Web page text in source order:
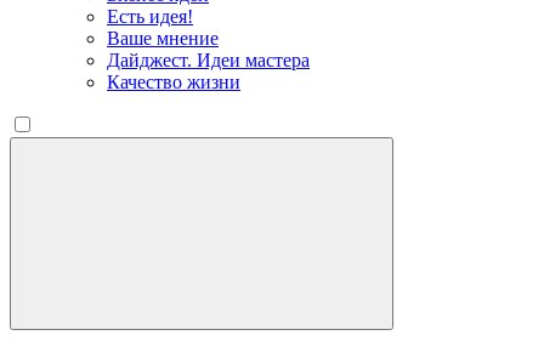
Есть идея!
Ваше мнение
Дайджест. Идеи мастера
Качество жизни